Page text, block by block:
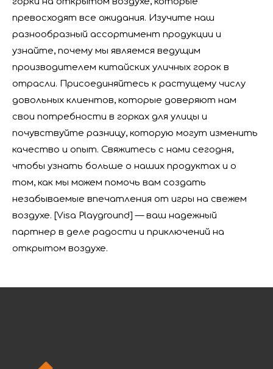
превосходят все ожидания. Изучите наш
разнообразный ассортимент продукции и
узнайте, почему мы являемся ведущим
производителем китайских уличных горок в
отрасли. Присоединяйтесь к растущему числу
довольных клиентов, которые доверяют нам
свои потребности в горках для улицы и
почувствуйте разницу, которую могут изменить
качество и опыт. Свяжитесь с нами сегодня,
чтобы узнать больше о наших продуктах и ​​о
том, как мы можем помочь вам создать
незабываемые впечатления от игры на свежем
воздухе. [Visa Playground] — ваш надежный
партнер в деле радости и приключений на
открытом воздухе.